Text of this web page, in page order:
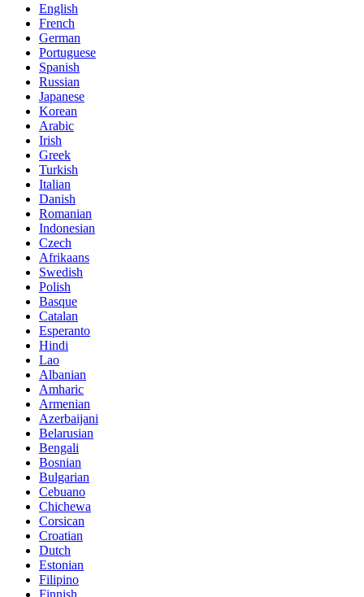
English
French
German
Portuguese
Spanish
Russian
Japanese
Korean
Arabic
Irish
Greek
Turkish
Italian
Danish
Romanian
Indonesian
Czech
Afrikaans
Swedish
Polish
Basque
Catalan
Esperanto
Hindi
Lao
Albanian
Amharic
Armenian
Azerbaijani
Belarusian
Bengali
Bosnian
Bulgarian
Cebuano
Chichewa
Corsican
Croatian
Dutch
Estonian
Filipino
Finnish